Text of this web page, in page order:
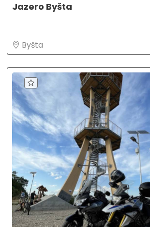
Jazero Byšta
Byšta